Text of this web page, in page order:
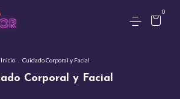
0
Inicio Cuidado Corporal y Facial
Corporal y Facial